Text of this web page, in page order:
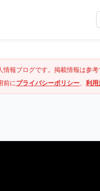
報ブログです。掲載情報は参
前にプライバシーポリシー、 利用